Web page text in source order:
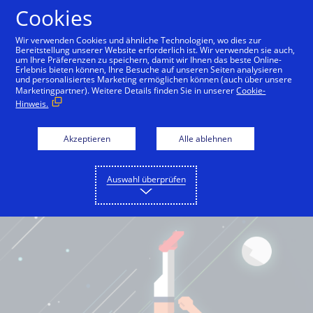
Deutsch
Cookies
Wir verwenden Cookies und ähnliche Technologien, wo dies zur
Bereitstellung unserer Website erforderlich ist. Wir verwenden sie auch,
um Ihre Präferenzen zu speichern, damit wir Ihnen das beste Online-
Erlebnis bieten können, Ihre Besuche auf unseren Seiten analysieren
und personalisiertes Marketing ermöglichen können (auch über unsere
Marketingpartner). Weitere Details finden Sie in unsererCookie-
Hinweis.
Akzeptieren Alle ablehnen
Auswahl überprüfen